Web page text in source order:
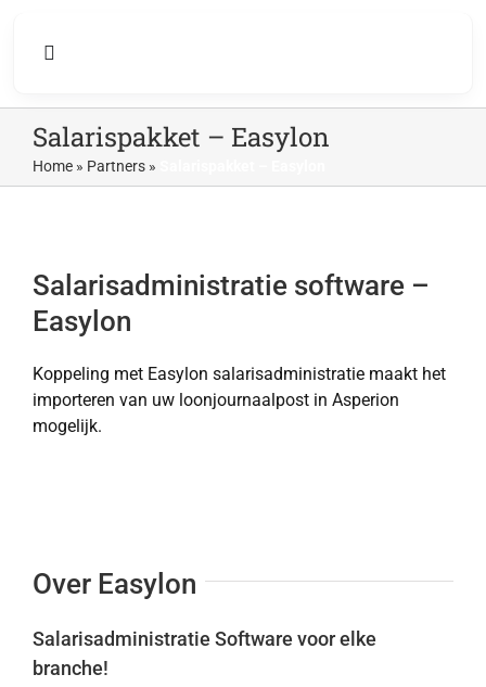
contentToggle
Accountancy
Salarispakket – Easylon
Home » Partners »
Salarisadministratie software –
Easylon
Koppeling met Easylon salarisadministratie maakt het
importeren van uw loonjournaalpost in Asperion
mogelijk.
Over Easylon
Salarisadministratie Software voor elke
branche!